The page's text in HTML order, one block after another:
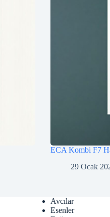
ECA Kombi F7
29 Ocak
Avcılar
Esenler